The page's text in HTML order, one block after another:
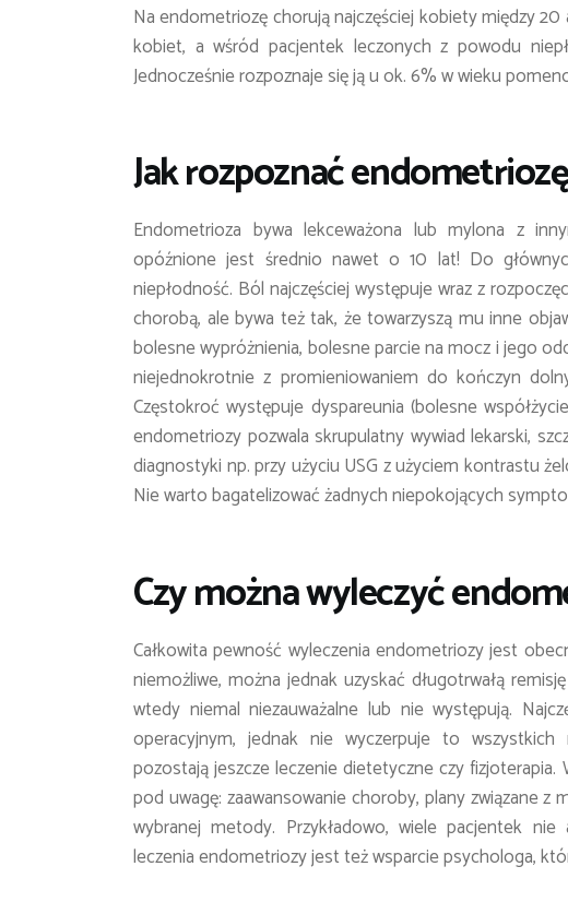
Na endometriozę chorują najczęściej kobiety między
kobiet, a wśród pacjentek leczonych z powodu
Jednocześnie rozpoznaje się ją u ok. 6% w wieku
Jak rozpoznać
Endometrioza bywa lekceważona lub mylona z
opóźnione jest średnio nawet o 10 lat! Do
niepłodność. Ból najczęściej występuje wraz z
chorobą, ale bywa też tak, że towarzyszą mu inne
bolesne wypróżnienia, bolesne parcie na mocz i jego
niejednokrotnie z promieniowaniem do kończyn
Częstokroć występuje dyspareunia (bolesne
endometriozy pozwala skrupulatny wywiad lekarski,
diagnostyki np. przy użyciu USG z użyciem kontrastu
Nie warto bagatelizować żadnych niepokojących
Czy można wyleczyć
Całkowita pewność wyleczenia endometriozy jest
niemożliwe, można jednak uzyskać długotrwałą
wtedy niemal niezauważalne lub nie występują.
operacyjnym, jednak nie wyczerpuje to wszystkich
pozostają jeszcze leczenie dietetyczne czy fizjoterapia.
pod uwagę: zaawansowanie choroby, plany związane
wybranej metody. Przykładowo, wiele pacjentek
leczenia endometriozy jest też wsparcie psychologa,